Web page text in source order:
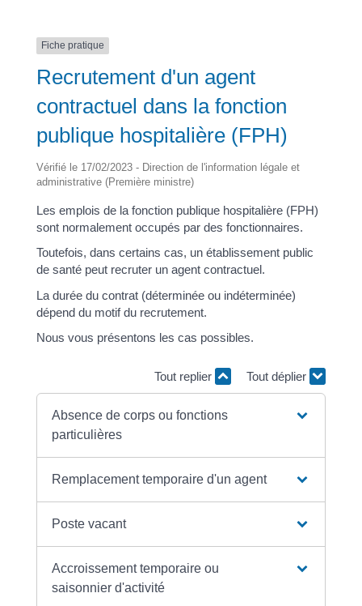
Fiche pratique
Recrutement d'un agent
contractuel dans la fonction
publique hospitalière (FPH)
Vérifié le 17/02/2023 - Direction de l'information légale et
administrative (Première ministre)
Les emplois de la fonction publique hospitalière (FPH)
sont normalement occupés par des fonctionnaires.
Toutefois, dans certains cas, un établissement public
de santé peut recruter un agent contractuel.
La durée du contrat (déterminée ou indéterminée)
dépend du motif du recrutement.
Nous vous présentons les cas possibles.
Tout replier Tout déplier
Absence de corps ou fonctions
particulières
Remplacement temporaire d'un agent
Poste vacant
Accroissement temporaire ou
saisonnier d'activité